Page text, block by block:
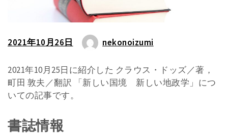
2021年10月26日 nekonoizumi
2021年10月25日に紹介した クラウス・ドッズ／著，
町田 敦夫／翻訳 「新しい国境 新しい地政学」につ
いての記事です。
書誌情報